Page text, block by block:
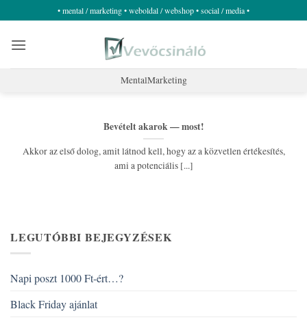
to
content
• mental / marketing • weboldal / webshop • social / media •
MentalMarketing
Bevételt akarok — most!
Akkor az első dolog, amit látnod kell, hogy az a közvetlen értékesítés,
ami a potenciális [...]
LEGUTÓBBI BEJEGYZÉSEK
Napi poszt 1000 Ft-ért…?
Black Friday ajánlat